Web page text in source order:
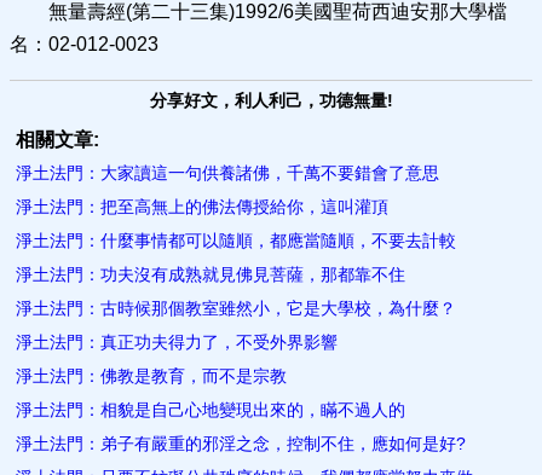
無量壽經(第二十三集)1992/6美國聖荷西迪安那大學檔
名：02-012-0023
分享好文，利人利己，功德無量!
相關文章:
淨土法門：大家讀這一句供養諸佛，千萬不要錯會了意思
淨土法門：把至高無上的佛法傳授給你，這叫灌頂
淨土法門：什麼事情都可以隨順，都應當隨順，不要去計較
淨土法門：功夫沒有成熟就見佛見菩薩，那都靠不住
淨土法門：古時候那個教室雖然小，它是大學校，為什麼？
淨土法門：真正功夫得力了，不受外界影響
淨土法門：佛教是教育，而不是宗教
淨土法門：相貌是自己心地變現出來的，瞞不過人的
淨土法門：弟子有嚴重的邪淫之念，控制不住，應如何是好?